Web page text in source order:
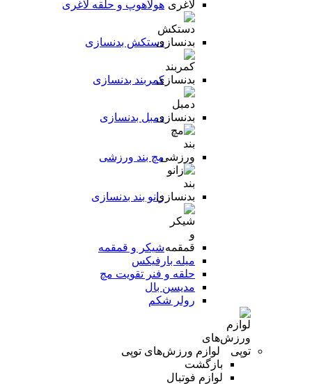
هولاهوپ و حلقه لاغری
دستکش بدنسازی
کمربند بدنسازی
دمبل بدنسازی
مچ بند ورزشی
زانو بند بدنسازی
شیکر و قمقمه
میله بارفیکس
حلقه و فنر تقویت مچ
مدیسن بال
رولر شکم
لوازم ورزش‌های توپی
بازگشت
لوازم فوتبال